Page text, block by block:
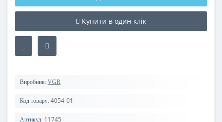
Купити в один клік
Виробник: VGR
Код товару: 4054-01
Артикул: 11745